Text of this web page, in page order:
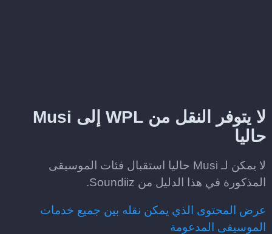
لا يتوفر النقل من WPL إلى Musi
حاليا
لا يمكن لـ Musi حاليا استقبال فئات الموسيقى
المذكورة في هذا الدليل من Soundiiz.
عرض المحتوى الذي يمكن نقله بين جميع خدمات
الموسيقى المدعومة